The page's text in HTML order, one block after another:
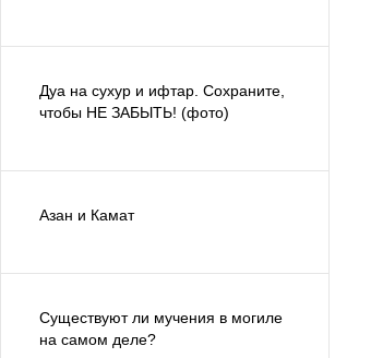
Дуа на сухур и ифтар. Сохраните,
чтобы НЕ ЗАБЫТЬ! (фото)
Азан и Камат
Существуют ли мучения в могиле
на самом деле?